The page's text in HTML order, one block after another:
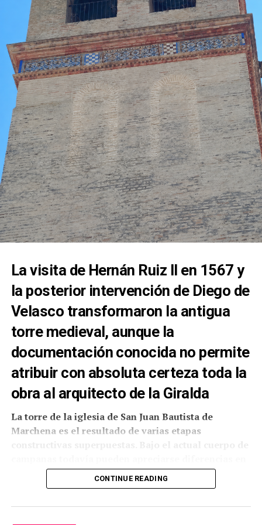
públicamente el pasado 13 de mayo en la capilla de
la Vera Cruz, coincidiendo con la festividad de
Nuestra Señora del Rosario de Fátima. Aquel acto
estuvo acompañado por el rezo del rosario por las
calles de la feligresía de San Juan, mostrando la
estrecha vinculación que la corporación mantiene
con esta advocación mariana.
Archidiócesis de Sevilla informó de otra
peregrinación realizada por personas privadas de
libertad de este mismo centro, una experiencia de
La visita de Hernán Ruiz II en 1567 y
la posterior intervención de Diego de
Velasco transformaron la antigua
torre medieval, aunque la
documentación conocida no permite
atribuir con absoluta certeza toda la
obra al arquitecto de la Giralda
La torre de la iglesia de San Juan Bautista de
Marchena es el resultado de varias etapas
el aparejo del ladrillo y las siluetas de dos grandes
arcos cegados que podrían corresponder a una fase
CONTINUE READING